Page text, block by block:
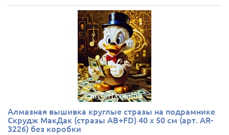
Алмазная вышивка круглые стразы на подрамнике
Скрудж МакДак (стразы AB+FD) 40 х 50 см (арт. AR-
3226) без коробки